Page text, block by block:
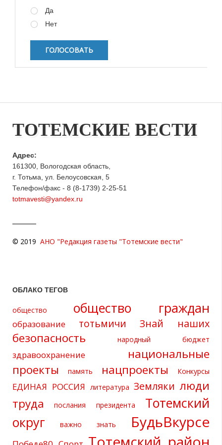
Да
Нет
ТОТЕМСКИЕ ВЕСТИ
Адрес:
161300, Вологодская область,
г. Тотьма, ул. Белоусовская, 5
Телефон/факс - 8 (8-1739) 2-25-51
totmavesti@yandex.ru
© 2019 АНО "Редакция газеты "Тотемские вести"
ОБЛАКО ТЕГОВ
общество общество граждан
образование тотьмичи Знай наших
безопасность народный бюджет
здравоохранение
национальные
проекты
память нацпроекты Конкурсы
ЕДИНАЯ РОССИЯ литература Земляки люди
труда
послания президента
Тотемский
округ
важно знать БудьВкурсе